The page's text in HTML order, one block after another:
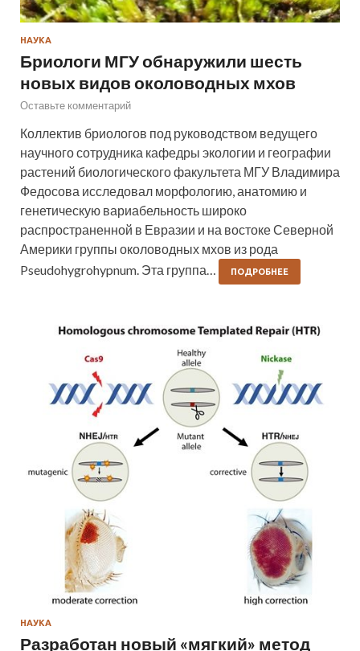
НАУКА
Бриологи МГУ обнаружили шесть
новых видов околоводных мхов
Оставьте комментарий
Коллектив бриологов под руководством ведущего
научного сотрудника кафедры экологии и географии
растений биологического факультета МГУ Владимира
Федосова исследовал морфологию, анатомию и
генетическую вариабельность широко
распространенной в Евразии и на востоке Северной
Америки группы околоводных мхов из рода
Pseudohygrohypnum. Эта группа…
ПОДРОБНЕЕ
НАУКА
Разработан новый «мягкий» метод